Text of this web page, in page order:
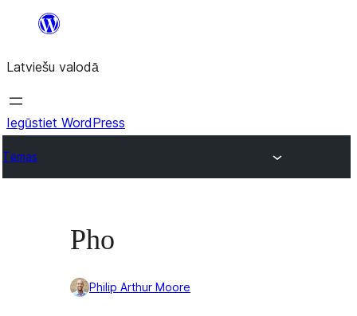
Pāriet
saturu
Latviešu valodā
Iegūstiet WordPress
Tēmas
Pho
Philip Arthur Moore